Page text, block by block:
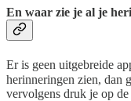
En waar zie je al je
Er is geen uitgebreide
herinneringen zien, dan
vervolgens druk je op